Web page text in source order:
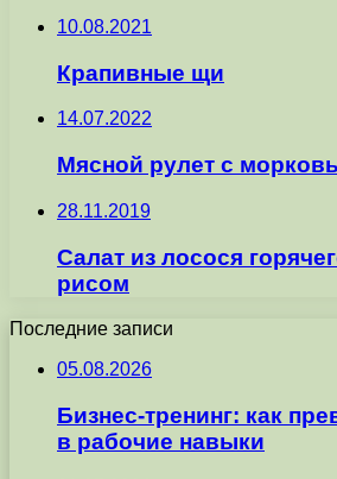
10.08.2021
Крапивные щи
14.07.2022
Мясной рулет с
28.11.2019
Салат из лосося
рисом
Последние записи
05.08.2026
Бизнес-тренинг: как
в рабочие навыки